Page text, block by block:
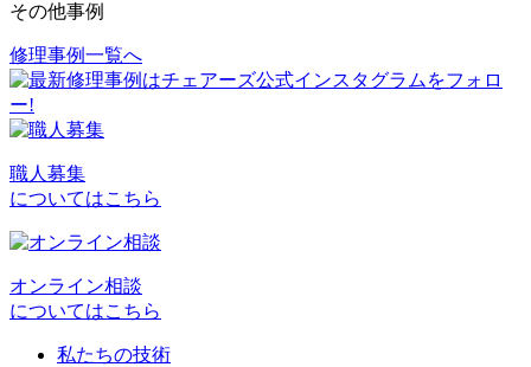
その他事例
投
稿
ナ
ビ
ゲ
ー
シ
ョ
修理事例一覧へ
職人募集
についてはこちら
オンライン相談
についてはこちら
私たちの技術